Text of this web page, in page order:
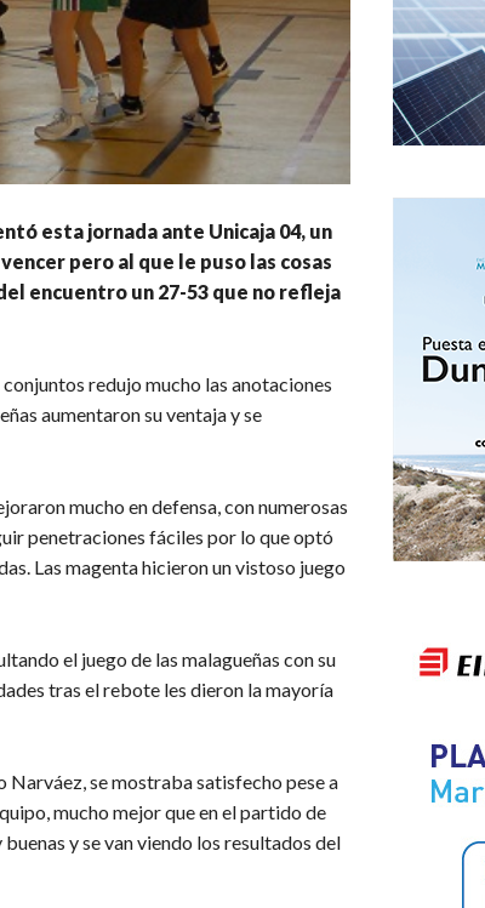
esta jornada ante Unicaja 04, un
pero al que le puso las cosas
encuentro un 27-53 que no refleja
redujo mucho las anotaciones
aumentaron su ventaja y se
mucho en defensa, con numerosas
penetraciones fáciles por lo que optó
Las magenta hicieron un vistoso juego
el juego de las malagueñas con su
tras el rebote les dieron la mayoría
se mostraba satisfecho pese a
mucho mejor que en el partido de
y se van viendo los resultados del